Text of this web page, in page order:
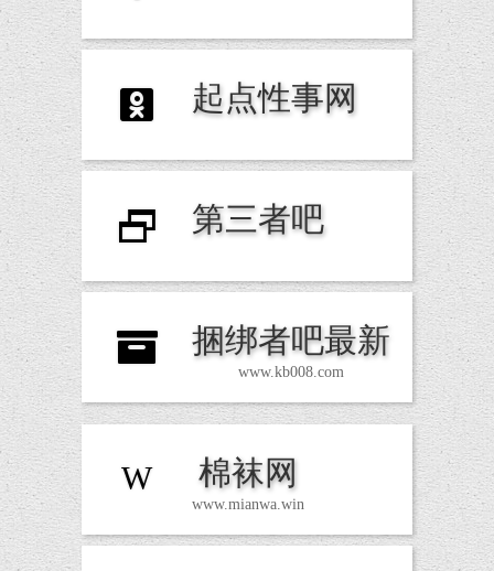
Q 起点性事网
D 第三者吧
Z 捆绑者吧最新
www.kb008.com
W 棉袜网
www.mianwa.win